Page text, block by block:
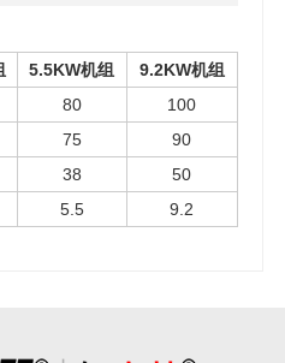
5.5KW机组
9.2KW机组
80
100
75
90
38
50
5.5 9.2